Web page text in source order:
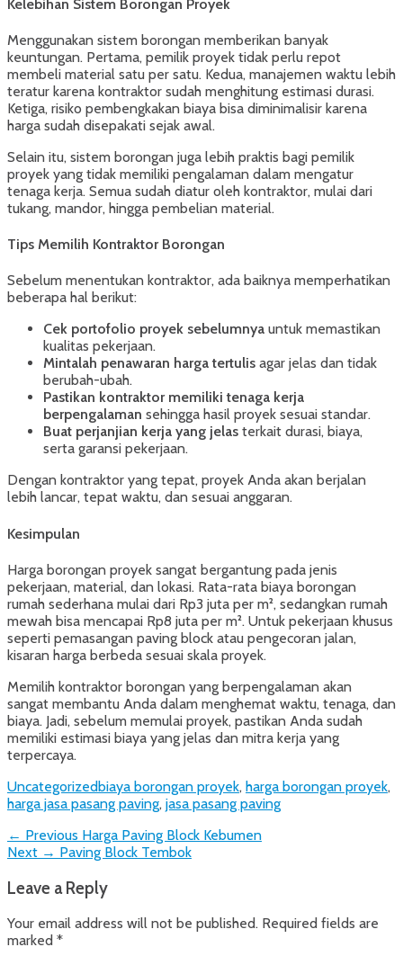
Kelebihan Sistem Borongan Proyek
Menggunakan sistem borongan memberikan banyak
keuntungan. Pertama, pemilik proyek tidak perlu repot
membeli material satu per satu. Kedua, manajemen waktu lebih
teratur karena kontraktor sudah menghitung estimasi durasi.
Ketiga, risiko pembengkakan biaya bisa diminimalisir karena
harga sudah disepakati sejak awal.
Selain itu, sistem borongan juga lebih praktis bagi pemilik
proyek yang tidak memiliki pengalaman dalam mengatur
tenaga kerja. Semua sudah diatur oleh kontraktor, mulai dari
tukang, mandor, hingga pembelian material.
Tips Memilih Kontraktor Borongan
Sebelum menentukan kontraktor, ada baiknya memperhatikan
beberapa hal berikut:
Cek portofolio proyek sebelumnya untuk memastikan
kualitas pekerjaan.
Mintalah penawaran harga tertulis agar jelas dan tidak
berubah-ubah.
Pastikan kontraktor memiliki tenaga kerja
berpengalaman sehingga hasil proyek sesuai standar.
Buat perjanjian kerja yang jelas terkait durasi, biaya,
serta garansi pekerjaan.
Dengan kontraktor yang tepat, proyek Anda akan berjalan
lebih lancar, tepat waktu, dan sesuai anggaran.
Kesimpulan
Harga borongan proyek sangat bergantung pada jenis
pekerjaan, material, dan lokasi. Rata-rata biaya borongan
rumah sederhana mulai dari Rp3 juta per m², sedangkan rumah
mewah bisa mencapai Rp8 juta per m². Untuk pekerjaan khusus
seperti pemasangan paving block atau pengecoran jalan,
kisaran harga berbeda sesuai skala proyek.
Memilih kontraktor borongan yang berpengalaman akan
sangat membantu Anda dalam menghemat waktu, tenaga, dan
biaya. Jadi, sebelum memulai proyek, pastikan Anda sudah
memiliki estimasi biaya yang jelas dan mitra kerja yang
terpercaya.
Categories
UncategorizedTags
biaya borongan proyek, harga borongan proyek,
harga jasa pasang paving, jasa pasang paving
Post
navigation
← Previous Previous
post:
Harga Paving Block Kebumen
Next → Next
Paving Block Tembok
Leave a Reply
Your email address will not be published. Required fields are
marked *